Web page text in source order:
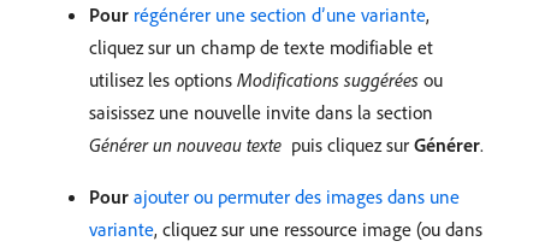
Pour régénérer une section d’une variante,
cliquez sur un champ de texte modifiable et
utilisez les options Modifications suggérées ou
saisissez une nouvelle invite dans la section
Générer un nouveau texte ​ puis cliquez sur Générer.
Pour ajouter ou permuter des images dans une
variante, cliquez sur une ressource image (ou dans